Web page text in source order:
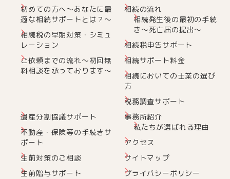
初めての方へ～あなたに最
適な相続サポートとは？～
相続税の早期対策・シミュ
レーション
ご依頼までの流れ～初回無
料相談を承っております～
相続の流れ
相続発生後の最初の手続
き～死亡届の提出～
相続税申告サポート
相続サポート料金
相続においての士業の選び
方
税務調査サポート
遺産分割協議サポート
不動産・保険等の手続きサ
ポート
生前対策のご相談
生前贈与サポート
事務所紹介
私たちが選ばれる理由
アクセス
サイトマップ
プライバシーポリシー